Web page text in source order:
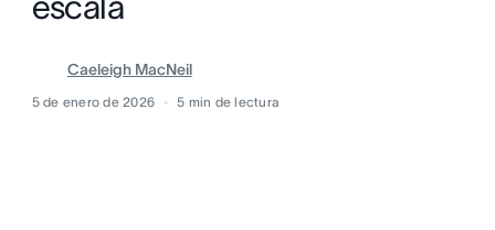
Caeleigh MacNeil
5 de enero de 2026 5 min de lectura